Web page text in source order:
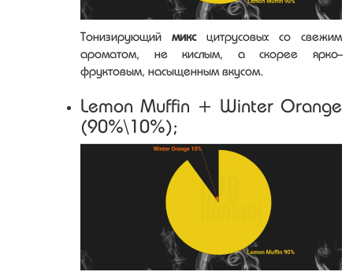
Тонизирующиймиксцитрусовых со свежим
ароматом, не кислым, а скорее ярко-
фруктовым, насыщенным вкусом.
Lemon Muffin + Winter Orange
(90%\10%);